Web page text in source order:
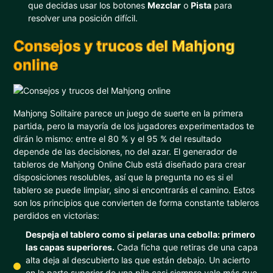
que decidas usar los botonesMezclar oPista para
resolver una posición difícil.
Consejos y trucos del Mahjong
online
Mahjong Solitaire parece un juego de suerte en la primera
partida, pero la mayoría de los jugadores experimentados te
dirán lo mismo: entre el 80 % y el 95 % del resultado
depende de las decisiones, no del azar. El generador de
tableros de Mahjong Online Club está diseñado para crear
disposiciones resolubles, así que la pregunta no es si el
tablero se puede limpiar, sino si encontrarás el camino. Estos
son los principios que convierten de forma constante tableros
perdidos en victorias:
Despeja el tablero como si pelaras una cebolla: primero
las capas superiores. Cada ficha que retiras de una capa
alta deja al descubierto las que están debajo. Un acierto